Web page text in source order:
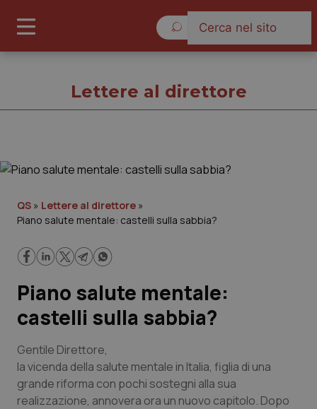
Cronache
Lavoro e Professioni
Scienza e Farmaci
Studi e Analisi
Lettere al direttore
QS » Lettere al direttore »
Piano salute mentale: castelli sulla sabbia?
Piano salute mentale:
castelli sulla sabbia?
Gentile Direttore,
la vicenda della salute mentale in Italia, figlia di una
grande riforma con pochi sostegni alla sua
realizzazione, annovera ora un nuovo capitolo. Dopo